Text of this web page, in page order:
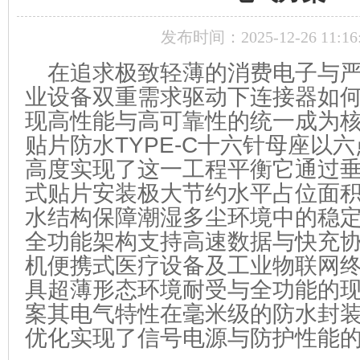
发布时间：2025-12-26
在追求极致轻薄的消费电子与
业设备双重需求驱动下连接器如
现高性能与高可靠性的统一成为
贴片防水TYPE-C十六针母座以
高度实现了这一工程平衡它通过
式贴片安装极大节约水平占位面
水结构保障潮湿多尘环境中的稳
全功能架构支持高速数据与快充
机便携式医疗设备及工业物联网
具超薄形态环境耐受与全功能的
案其电气特性在毫米级的防水封
优化实现了信号电源与防护性能